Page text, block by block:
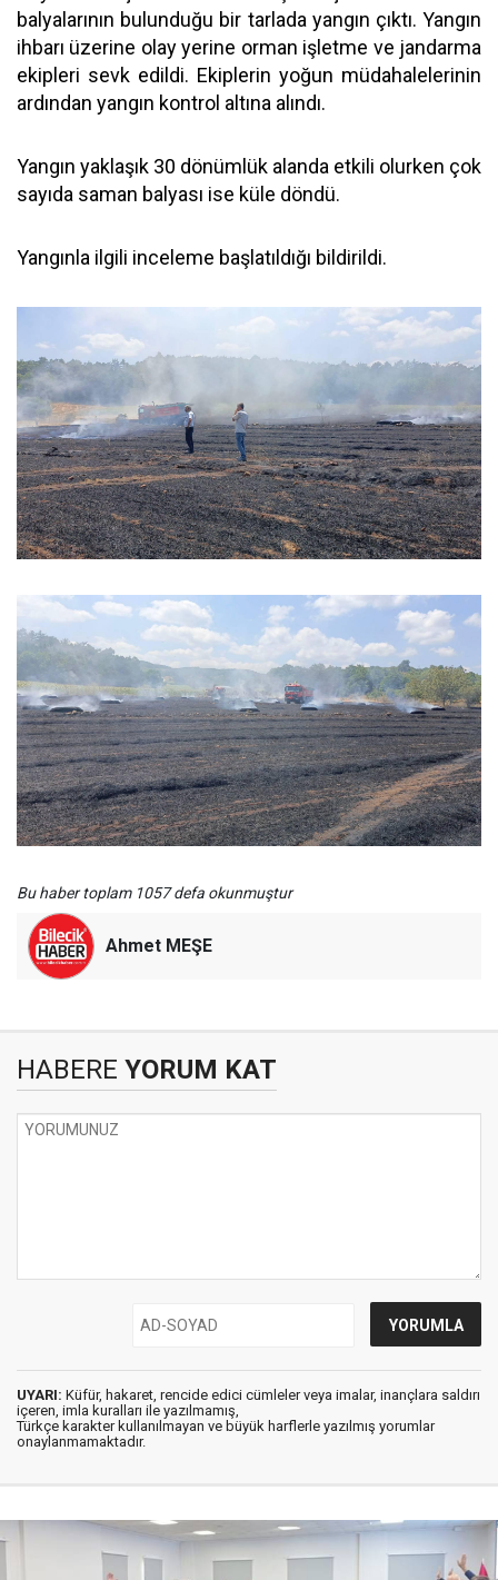
balyalarının bulunduğu bir tarlada yangın çıktı. Yangın
ihbarı üzerine olay yerine orman işletme ve jandarma
ekipleri sevk edildi. Ekiplerin yoğun müdahalelerinin
ardından yangın kontrol altına alındı.
Yangın yaklaşık 30 dönümlük alanda etkili olurken çok
sayıda saman balyası ise küle döndü.
Yangınla ilgili inceleme başlatıldığı bildirildi.
Bu haber toplam 1057 defa okunmuştur
Ahmet MEŞE
HABERE YORUM KAT
UYARI: Küfür, hakaret, rencide edici cümleler veya imalar, inançlara saldırı
içeren, imla kuralları ile yazılmamış,
Türkçe karakter kullanılmayan ve büyük harflerle yazılmış yorumlar
onaylanmamaktadır.